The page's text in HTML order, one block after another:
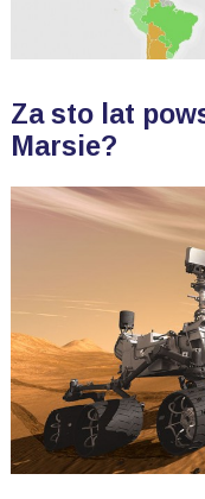
Za sto lat
Marsie?